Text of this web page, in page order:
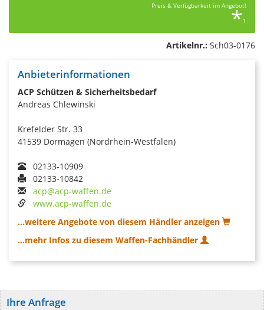
Preis & Verfügbarkeit im Angebot!
*1
Artikelnr.: Sch03-0176
Anbieterinformationen
ACP Schützen & Sicherheitsbedarf
Andreas Chlewinski
Krefelder Str. 33
41539 Dormagen (Nordrhein-Westfalen)
02133-10909
02133-10842
acp@acp-waffen.de
www.acp-waffen.de
...weitere Angebote von diesem Händler anzeigen
...mehr Infos zu diesem Waffen-Fachhändler
Ihre Anfrage